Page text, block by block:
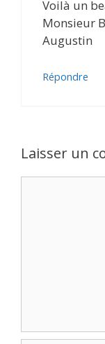
Voilà un
Monsieur
Augustin
Répondre
Laisser un